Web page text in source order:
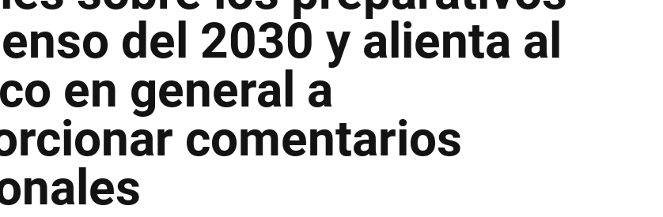
del 2030 y alienta al
en general a
comentarios